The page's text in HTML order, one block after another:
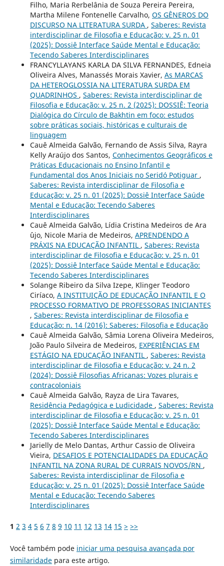
Filho, Maria Rerbelânia de Souza Pereira Pereira,
Martha Milene Fontenelle Carvalho, OS GÊNEROS DO
DISCURSO NA LITERATURA SURDA , Saberes: Revista
interdisciplinar de Filosofia e Educação: v. 25 n. 01
(2025): Dossiê Interface Saúde Mental e Educação:
Tecendo Saberes Interdisciplinares
FRANCYLLAYANS KARLA DA SILVA FERNANDES, Edneia
Oliveira Alves, Manassés Morais Xavier, As MARCAS
DA HETEROGLOSSIA NA LITERATURA SURDA EM
QUADRINHOS , Saberes: Revista interdisciplinar de
Filosofia e Educação: v. 25 n. 2 (2025): DOSSIÊ: Teoria
Dialógica do Círculo de Bakhtin em foco: estudos
sobre práticas sociais, históricas e culturais de
linguagem
Cauê Almeida Galvão, Fernando de Assis Silva, Rayra
Kelly Araújo dos Santos, Conhecimentos Geográficos e
Práticas Educacionais no Ensino Infantil e
Fundamental dos Anos Iniciais no Seridó Potiguar ,
Saberes: Revista interdisciplinar de Filosofia e
Educação: v. 25 n. 01 (2025): Dossiê Interface Saúde
Mental e Educação: Tecendo Saberes
Interdisciplinares
Cauê Almeida Galvão, Lídia Cristina Medeiros de Ara
´´ujo, Nicole Maria de Medeiros, APRENDENDO A
PRÁXIS NA EDUCAÇÃO INFANTIL , Saberes: Revista
interdisciplinar de Filosofia e Educação: v. 25 n. 01
(2025): Dossiê Interface Saúde Mental e Educação:
Tecendo Saberes Interdisciplinares
Solange Ribeiro da Silva Izepe, Klinger Teodoro
Ciríaco, A INSTITUIÇÃO DE EDUCAÇÃO INFANTIL E O
PROCESSO FORMATIVO DE PROFESSORAS INICIANTES
, Saberes: Revista interdisciplinar de Filosofia e
Educação: n. 14 (2016): Saberes: Filosofia e Educação
Cauê Almeida Galvão, Sâmia Lorena Oliveira Medeiros,
João Paulo Silveira de Medeiros, EXPERIÊNCIAS EM
ESTÁGIO NA EDUCAÇÃO INFANTIL , Saberes: Revista
interdisciplinar de Filosofia e Educação: v. 24 n. 2
(2024): Dossiê Filosofias Africanas: Vozes plurais e
contracoloniais
Cauê Almeida Galvão, Rayza de Lira Tavares,
Residência Pedagógica e Ludicidade , Saberes: Revista
interdisciplinar de Filosofia e Educação: v. 25 n. 01
(2025): Dossiê Interface Saúde Mental e Educação:
Tecendo Saberes Interdisciplinares
Jarielly de Melo Dantas, Arthur Cassio de Oliveira
Vieira, DESAFIOS E POTENCIALIDADES DA EDUCAÇÃO
INFANTIL NA ZONA RURAL DE CURRAIS NOVOS/RN ,
Saberes: Revista interdisciplinar de Filosofia e
Educação: v. 25 n. 01 (2025): Dossiê Interface Saúde
Mental e Educação: Tecendo Saberes
Interdisciplinares
1 2 3 4 5 6 7 8 9 10 11 12 13 14 15 > >>
Você também pode iniciar uma pesquisa avançada por
similaridadepara este artigo.